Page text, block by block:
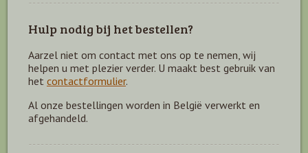
Hulp nodig bij het bestellen?
Aarzel niet om contact met ons op te nemen, wij
helpen u met plezier verder. U maakt best gebruik van
het contactformulier.
Al onze bestellingen worden in België verwerkt en
afgehandeld.